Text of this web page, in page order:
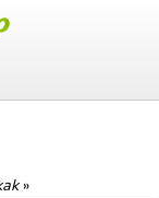
»